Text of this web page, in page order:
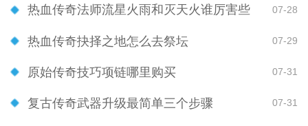
热血传奇法师流星火雨和灭天火谁厉害些 07-28
热血传奇抉择之地怎么去祭坛 07-29
原始传奇技巧项链哪里购买 07-31
复古传奇武器升级最简单三个步骤 07-31